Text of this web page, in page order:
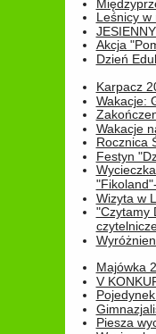
Leśnicy w
Akcja
Dzień
Karpacz
Wakacje:
Wakacje
Rocznica
Festyn
Wizyta w
"Czytamy
Majówka
V
Piesza